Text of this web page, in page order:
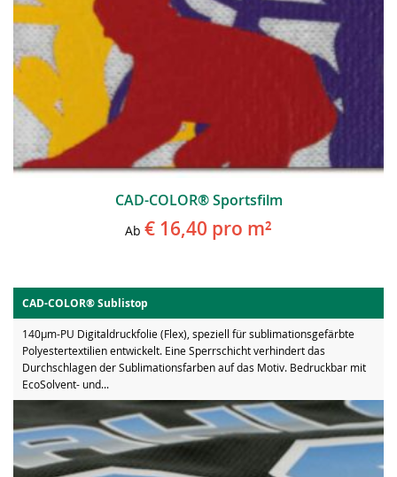
CAD-COLOR® Sportsfilm
Ab € 16,40 pro m²
CAD-COLOR® Sublistop
140µm-PU Digitaldruckfolie (Flex), speziell für sublimationsgefärbte
Polyestertextilien entwickelt. Eine Sperrschicht verhindert das
Durchschlagen der Sublimationsfarben auf das Motiv. Bedruckbar mit
EcoSolvent- und...